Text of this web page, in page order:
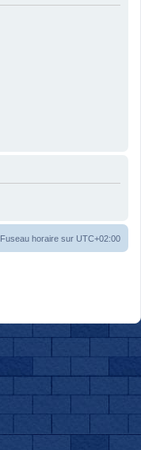
Fuseau horaire sur UTC+02:00